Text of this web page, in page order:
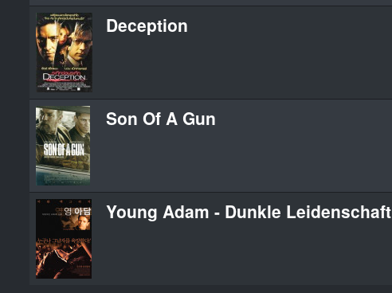
Deception
Son Of A Gun
Young Adam - Dunkle Leidenschaft